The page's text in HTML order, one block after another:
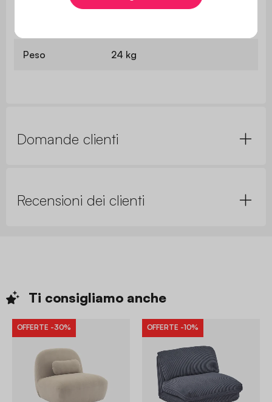
Il montaggio è semplice, le
Peso 24 kg
Domande clienti
Recensioni dei clienti
Ti consigliamo anche
OFFERTE -30% OFFERTE -10%